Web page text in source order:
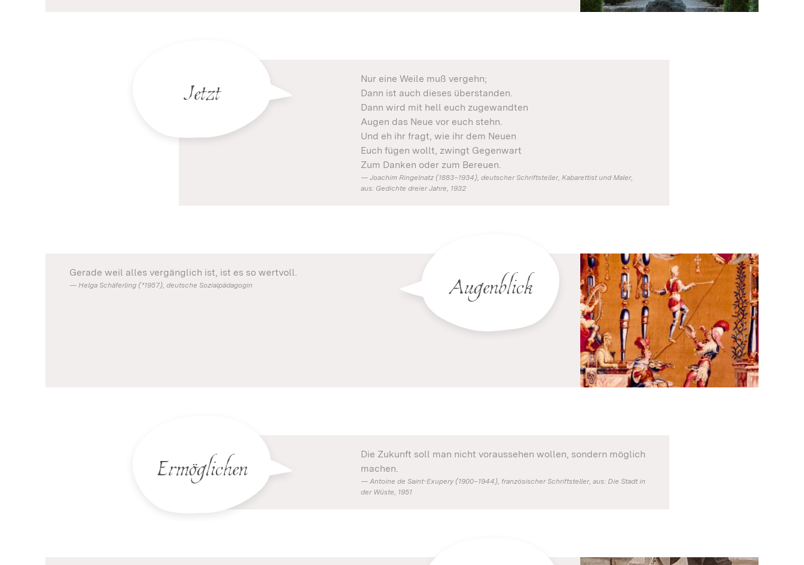
Jetzt
Nur eine Weile muß vergehn;
Dann ist auch dieses überstanden.
Dann wird mit hell euch zugewandten
Augen das Neue vor euch stehn.
Und eh ihr fragt, wie ihr dem Neuen
Euch fügen wollt, zwingt Gegenwart
Zum Danken oder zum Bereuen.
Joachim Ringelnatz (1883–1934), deutscher Schriftsteller, Kabarettist und Maler,
aus: Gedichte dreier Jahre, 1932
Augenblick
Gerade weil alles vergänglich ist, ist es so wertvoll.
Helga Schäferling (*1957), deutsche Sozialpädagogin
Ermöglichen
Die Zukunft soll man nicht voraussehen wollen, sondern möglich
machen.
Antoine de Saint-Exupery (1900–1944), französischer Schriftsteller, aus: Die Stadt in
der Wüste, 1951